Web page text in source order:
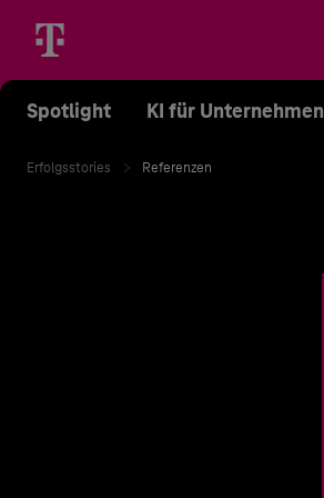
Spotlight KI für Unternehmen
Erfolgsstories Referenzen